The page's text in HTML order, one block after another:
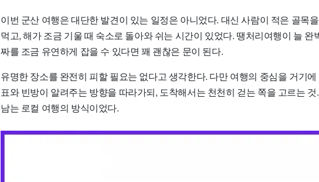
이번 군산 여행은 대단한 발견이 있는 일정은 아니었다. 대신 사람이 적은 골목
먹고, 해가 조금 기울 때 숙소로 돌아와 쉬는 시간이 있었다. 땡처리여행이 늘 완
짜를 조금 유연하게 잡을 수 있다면 꽤 괜찮은 문이 된다.
유명한 장소를 완전히 피할 필요는 없다고 생각한다. 다만 여행의 중심을 거기
표와 빈방이 알려주는 방향을 따라가되, 도착해서는 천천히 걷는 쪽을 고르는
남는 로컬 여행의 방식이었다.